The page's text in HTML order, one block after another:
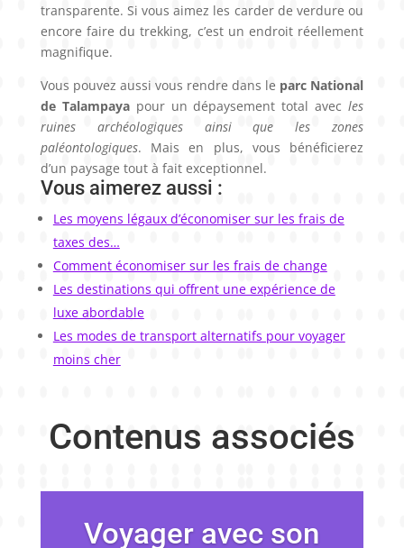
transparente. Si vous aimez les carder de verdure ou
encore faire du trekking, c’est un endroit réellement
magnifique.
Vous pouvez aussi vous rendre dans le parc National
de Talampayapour un dépaysement total avecles
ruines archéologiques ainsi que les zones
paléontologiques. Mais en plus, vous bénéficierez
d’un paysage tout à fait exceptionnel.
Vous aimerez aussi :
Les moyens légaux d’économiser sur les frais de
taxes des…
Comment économiser sur les frais de change
Les destinations qui offrent une expérience de
luxe abordable
Les modes de transport alternatifs pour voyager
moins cher
Contenus associés
Voyager avec son